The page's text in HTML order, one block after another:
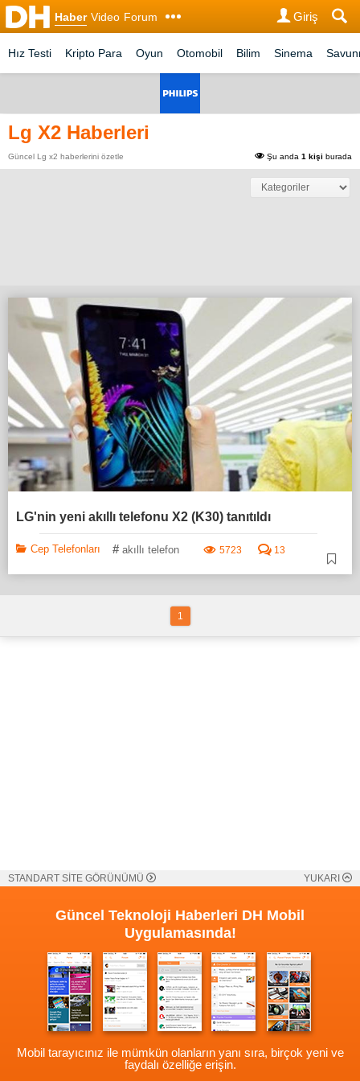
Haber Video Forum Giriş
Hız Testi Kripto Para Oyun Otomobil Bilim Sinema
Lg X2 Haberleri
Güncel Lg x2 haberlerini özetle Şu anda 1 kişi burada
LG'nin yeni akıllı telefonu X2 (K30) tanıtıldı
Cep Telefonları # akıllı telefon 5723 13
1
STANDART SİTE GÖRÜNÜMÜ YUKARI
Güncel Teknoloji Haberleri DH Mobil
Uygulamasında!
Mobil tarayıcınız ile mümkün olanların yanı sıra, birçok yeni ve
faydalı özelliğe erişin.